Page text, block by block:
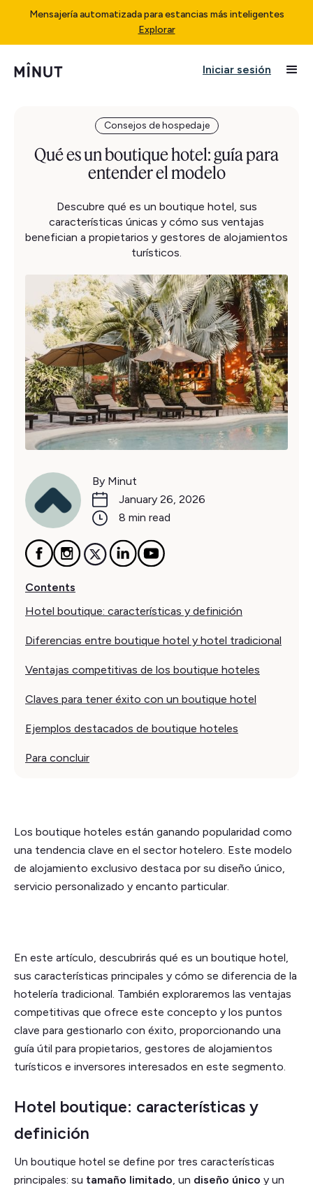
Mensajería automatizada para estancias más inteligentes
Explorar
Iniciar sesión
Consejos de hospedaje
Qué es un boutique hotel: guía para
entender el modelo
Descubre qué es un boutique hotel, sus
características únicas y cómo sus ventajas
benefician a propietarios y gestores de alojamientos
turísticos.
By Minut
January 26, 2026
8 min read
Contents
Hotel boutique: características y definición
Diferencias entre boutique hotel y hotel tradicional
Ventajas competitivas de los boutique hoteles
Claves para tener éxito con un boutique hotel
Ejemplos destacados de boutique hoteles
Para concluir
Los boutique hoteles están ganando popularidad como
una tendencia clave en el sector hotelero. Este modelo
de alojamiento exclusivo destaca por su diseño único,
servicio personalizado y encanto particular.
En este artículo, descubrirás qué es un boutique hotel,
sus características principales y cómo se diferencia de la
hotelería tradicional. También exploraremos las ventajas
competitivas que ofrece este concepto y los puntos
clave para gestionarlo con éxito, proporcionando una
guía útil para propietarios, gestores de alojamientos
turísticos e inversores interesados en este segmento.
Hotel boutique: características y
definición
Un boutique hotel se define por tres características
principales: su tamaño limitado, un diseño único y un